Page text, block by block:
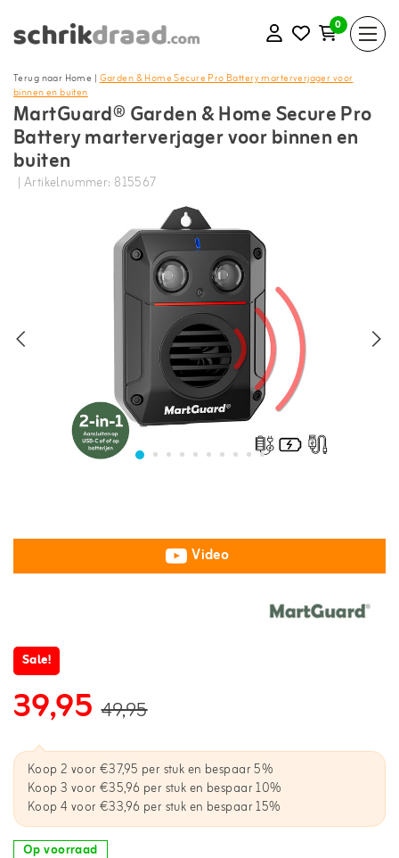
0
Terug naar Home |Garden & Home Secure Pro Battery marterverjager voor
binnen en buiten
MartGuard® Garden & Home Secure Pro
Battery marterverjager voor binnen en
buiten
| Artikelnummer: 815567
Video
Sale!
39,95 49,95
Koop 2 voor €37,95 per stuk en bespaar 5%
Koop 3 voor €35,96 per stuk en bespaar 10%
Koop 4 voor €33,96 per stuk en bespaar 15%
Op voorraad